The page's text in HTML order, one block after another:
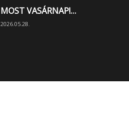
MOST VASÁRNAP!…
2026.05.28.